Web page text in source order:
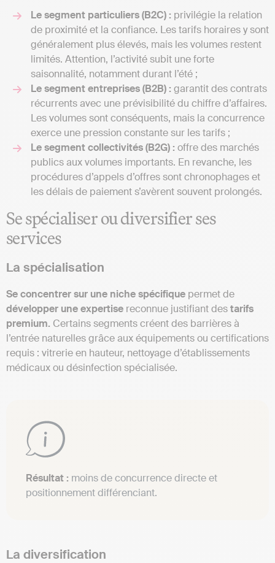
Le segment particuliers (B2C) : privilégie la relation
de proximité et la confiance. Les tarifs horaires y sont
généralement plus élevés, mais les volumes restent
limités. Attention, l’activité subit une forte
saisonnalité, notamment durant l’été ;
Le segment entreprises (B2B) : garantit des contrats
récurrents avec une prévisibilité du chiffre d’affaires.
Les volumes sont conséquents, mais la concurrence
exerce une pression constante sur les tarifs ;
Le segment collectivités (B2G) : offre des marchés
publics aux volumes importants. En revanche, les
procédures d’appels d’offres sont chronophages et
les délais de paiement s’avèrent souvent prolongés.
Se spécialiser ou diversifier ses
services
La spécialisation
Se concentrer sur une niche spécifique permet de
développer une expertise reconnue justifiant destarifs
premium. Certains segments créent des barrières à
l’entrée naturelles grâce aux équipements ou certifications
requis : vitrerie en hauteur, nettoyage d’établissements
médicaux ou désinfection spécialisée.
Résultat : moins de concurrence directe et
positionnement différenciant.
La diversification